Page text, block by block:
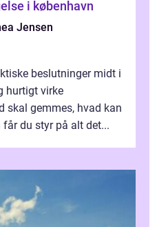
i københavn
Jensen
beslutninger midt i
hurtigt virke
skal gemmes, hvad kan
du styr på alt det...